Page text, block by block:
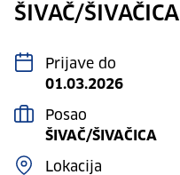
ŠIVAČ/ŠIVAČICA
Prijave do
01.03.2026
Posao
ŠIVAČ/ŠIVAČICA
Lokacija